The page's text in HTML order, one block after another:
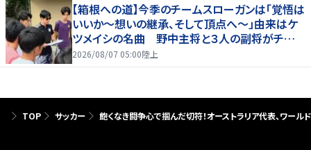
【箱根への道】今季のチームスローガンは「覚悟は
いいか～想いの継承、そして頂点へ～」由来はケ
ツメイシの名曲 野中主将と３人の副将がチーム
を引っ張る…夏合宿特集第１弾、国学院大
2026/08/07 05:00陸上
TOP サッカー 飽くなき闘争心で掴んだ切符！オーストラリア代表、ワール